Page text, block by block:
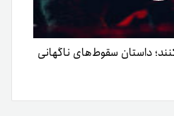
داستان سقوط‌های ناگهانی